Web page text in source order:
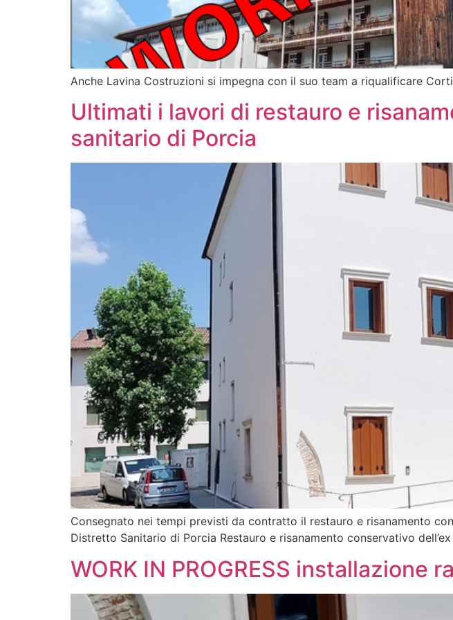
Anche Lavina Costruzioni si impegna con il suo team a riqualificare
Ultimati i lavori di restauro e
sanitario di Porcia
Consegnato nei tempi previsti da contratto il restauro e risanamento
Distretto Sanitario di Porcia Restauro e risanamento conservativo
WORK IN PROGRESS